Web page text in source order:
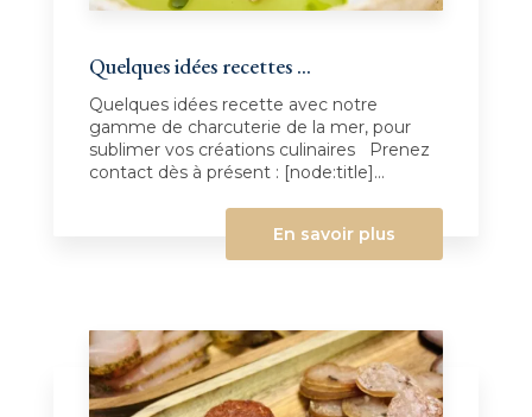
Quelques idées recettes ...
Quelques idées recette avec notre
gamme de charcuterie de la mer, pour
sublimer vos créations culinaires Prenez
contact dès à présent : [node:title]...
En savoir plus